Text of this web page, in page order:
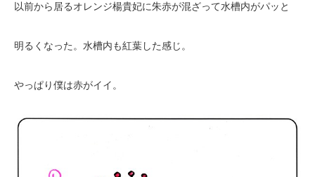
以前から居るオレンジ楊貴妃に朱赤が混ざって水槽内がパッと
明るくなった。水槽内も紅葉した感じ。
やっぱり僕は赤がイイ。